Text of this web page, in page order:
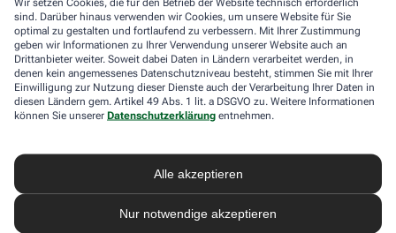
sind. Darüber hinaus verwenden wir Cookies, um unsere Website für Sie
optimal zu gestalten und fortlaufend zu verbessern. Mit Ihrer Zustimmung
geben wir Informationen zu Ihrer Verwendung unserer Website auch an
Drittanbieter weiter. Soweit dabei Daten in Ländern verarbeitet werden, in
denen kein angemessenes Datenschutzniveau besteht, stimmen Sie mit Ihrer
Einwilligung zur Nutzung dieser Dienste auch der Verarbeitung Ihrer Daten in
diesen Ländern gem. Artikel 49 Abs. 1 lit. a DSGVO zu. Weitere Informationen
können Sie unserer Datenschutzerklärung entnehmen.
Alle akzeptieren
Nur notwendige akzeptieren
Mehr erfahren